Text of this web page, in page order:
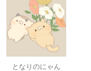
となりのにゃん